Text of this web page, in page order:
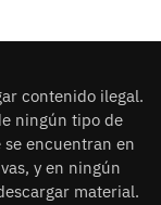
contenido ilegal.
ningún tipo de
encuentran en
y en ningún
material.